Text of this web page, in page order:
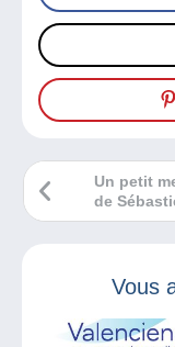
Un petit
de
Delcampe
Vous